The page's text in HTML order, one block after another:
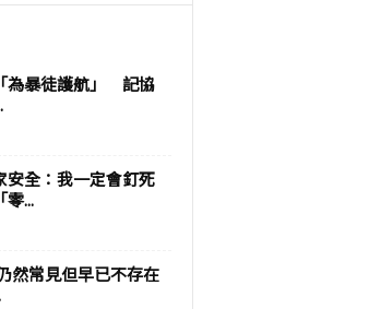
為暴徒護航」 記協
安全：我一定會釘死
...
然常見但早已不存在